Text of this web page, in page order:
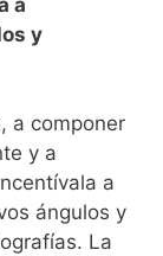
y
a⁣ componer​
y a
a
ángulos y
La